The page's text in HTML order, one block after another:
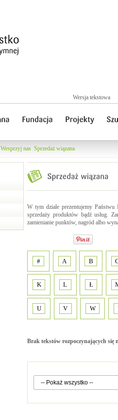
Wersja tekstowa
Wesprzyj nas Sprzedaż wiązana
W tym dziale prezentujemy
sprzedaży produktów bądź usług.
zamienianie punktów, nagród albo
# A B
K L Ł
U V W
Brak tekstów rozpoczynających się